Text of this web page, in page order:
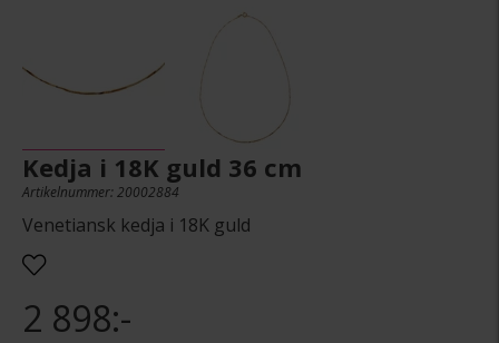
Kedja i 18K guld 36 cm
Artikelnummer: 20002884
Venetiansk kedja i 18K guld
2 898:-